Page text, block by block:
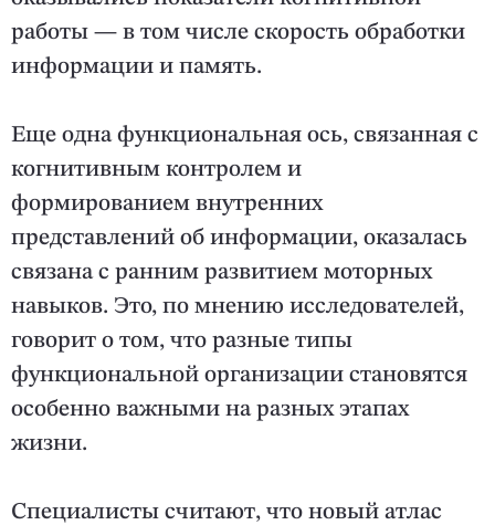
работы — в том числе скорость обработки
информации и память.
Еще одна функциональная ось, связанная с
когнитивным контролем и
формированием внутренних
представлений об информации, оказалась
связана с ранним развитием моторных
навыков. Это, по мнению исследователей,
говорит о том, что разные типы
функциональной организации становятся
особенно важными на разных этапах
жизни.
Специалисты считают, что новый атлас